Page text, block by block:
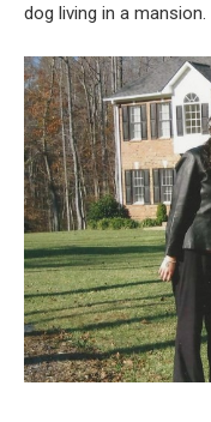
dog living in a mansion.